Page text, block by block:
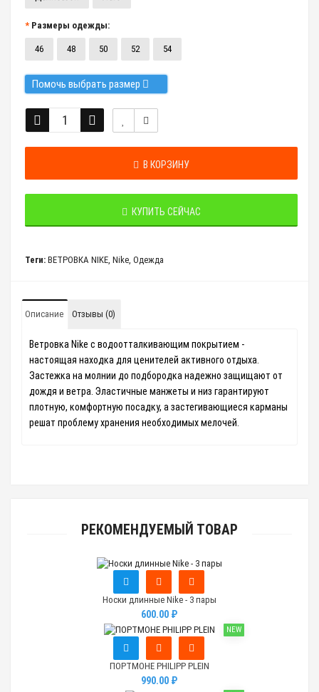
Размеры одежды:
46 48 50 52 54
Помочь выбрать размер
В КОРЗИНУ
КУПИТЬ СЕЙЧАС
Теги: ВЕТРОВКА NIKE, Nike, Одежда
Описание Отзывы (0)
Ветровка Nike с водоотталкивающим покрытием -
настоящая находка для ценителей активного отдыха.
Застежка на молнии до подбородка надежно защищают от
дождя и ветра. Эластичные манжеты и низ гарантируют
плотную, комфортную посадку, а застегивающиеся карманы
решат проблему хранения необходимых мелочей.
РЕКОМЕНДУЕМЫЙ ТОВАР
Носки длинные Nike - 3 пары
600.00 ₽
NEW
ПОРТМОНЕ PHILIPP PLEIN
990.00 ₽